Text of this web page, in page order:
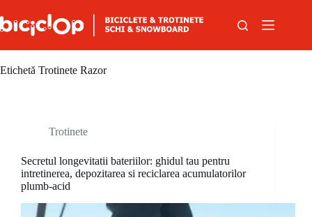
Etichetă Trotinete Razor
Trotinete
Secretul longevitatii bateriilor: ghidul tau pentru
intretinerea, depozitarea si reciclarea acumulatorilor
plumb-acid